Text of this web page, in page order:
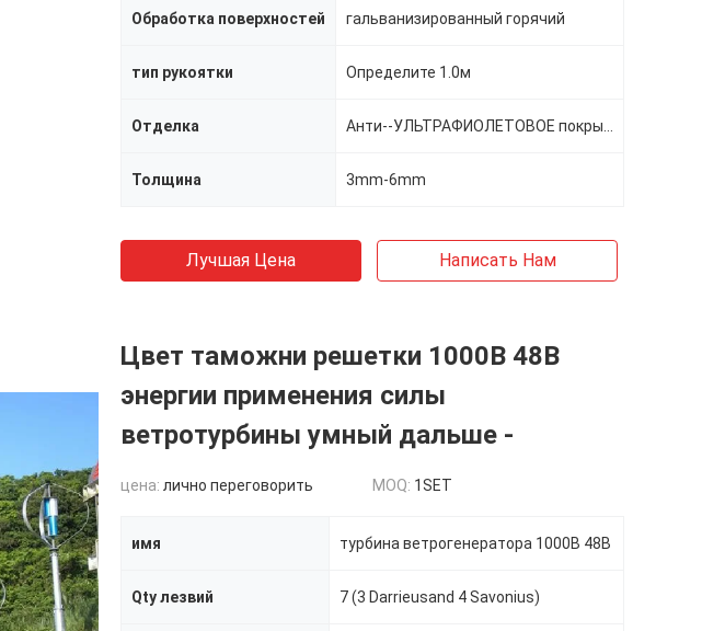
Обработка поверхностей гальванизированный горячий
тип рукоятки Определите 1.0м
Отделка
Толщина 3mm-6mm
Лучшая Цена Написать Нам
Цвет таможни решетки 1000В 48В
энергии применения силы
ветротурбины умный дальше -
цена: лично переговорить MOQ: 1SET
имя турбина ветрогенератора 1000В 48В
Qty лезвий 7 (3 Darrieusand 4 Savonius)